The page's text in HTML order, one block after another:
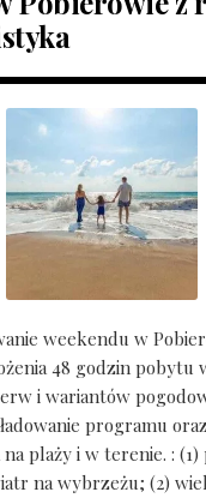
weekendu w
48 godzin pobytu
i wariantów
programu
plaży i w terenie. : (1)
na wybrzeżu; (2)